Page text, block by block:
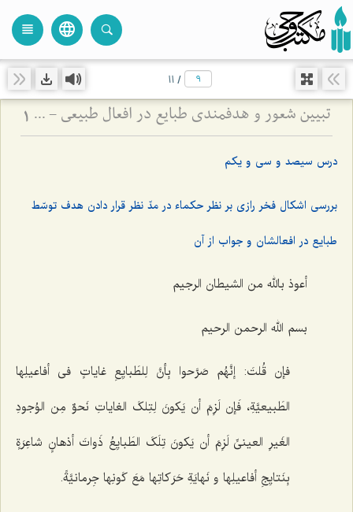
language
view_headline
/
11
تبیین شعور و هدفمندی طبایع در افعال طبیعی - پاسخ به شبهه فخر رازی درباره غایت‌مندی موجودات عالم 1
درس سیصد و سی و یکم
بررسی اشکال فخر رازی بر نظر حکماء در مدّ نظر قرار دادن هدف توسّط
طبایع در افعالشان و جواب از آن
أعوذ بالله من الشیطان الرجیم
بسم الله الرحمن الرحیم‌
فإن قُلتَ: إنَّهُم صَرَّحوا بِأنَّ لِلطَبایِعِ غایاتٍ فی أفاعیلِها
الطَبیعیَّةِ، فَإن لَزِمَ أن یَکونَ لِتِلکَ الغایاتِ نَحوٌ مِن الوُجودِ
الغَیرِ العینیِّ لَزِمَ أن یَکونَ تِلَکَ الطَبایِعُ ذَواتَ أذهانٍ شاعِرَةٍ
بِنَتایِجِ أفاعیلِها و نَهایَةِ حَرَکاتِها مَعَ کَونِها جِرمانیَّةً.